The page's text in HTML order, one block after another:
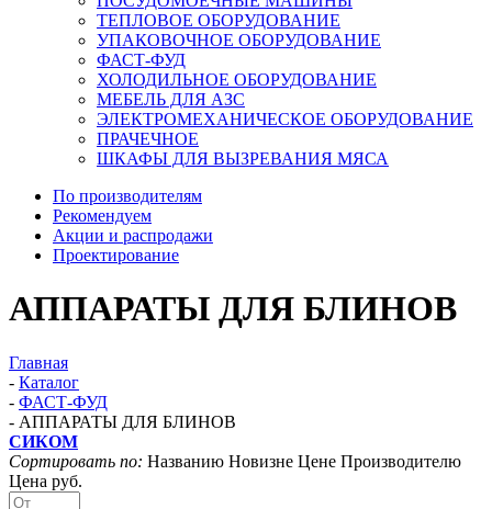
ТЕПЛОВОЕ ОБОРУДОВАНИЕ
УПАКОВОЧНОЕ ОБОРУДОВАНИЕ
ФАСТ-ФУД
ХОЛОДИЛЬНОЕ ОБОРУДОВАНИЕ
МЕБЕЛЬ ДЛЯ АЗС
ЭЛЕКТРОМЕХАНИЧЕСКОЕ ОБОРУДОВАНИЕ
ПРАЧЕЧНОЕ
ШКАФЫ ДЛЯ ВЫЗРЕВАНИЯ МЯСА
По производителям
Рекомендуем
Акции и распродажи
Проектирование
АППАРАТЫ ДЛЯ БЛИНОВ
Главная
- Каталог
- ФАСТ-ФУД
- АППАРАТЫ ДЛЯ БЛИНОВ
СИКОМ
Сортировать по: Названию Новизне Цене Производителю
Цена руб.